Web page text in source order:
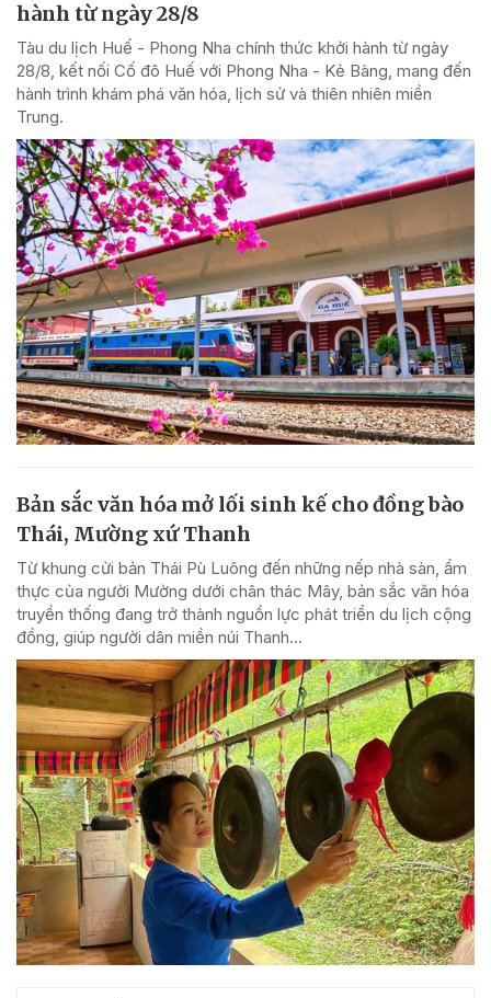
hành từ ngày 28/8
Tàu du lịch Huế - Phong Nha chính thức khởi hành từ ngày
28/8, kết nối Cố đô Huế với Phong Nha - Kẻ Bàng, mang đến
hành trình khám phá văn hóa, lịch sử và thiên nhiên miền
Trung.
Bản sắc văn hóa mở lối sinh kế cho đồng bào
Thái, Mường xứ Thanh
Từ khung cửi bản Thái Pù Luông đến những nếp nhà sàn, ẩm
thực của người Mường dưới chân thác Mây, bản sắc văn hóa
truyền thống đang trở thành nguồn lực phát triển du lịch cộng
đồng, giúp người dân miền núi Thanh...